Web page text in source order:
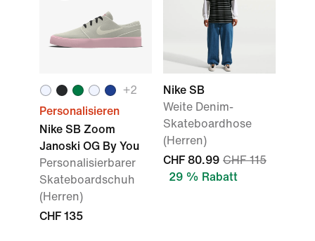
+2
Personalisieren
Nike SB Zoom
Janoski OG By You
Personalisierbarer
Skateboardschuh
(Herren)
CHF 135
Nike SB
Weite Denim-
Skateboardhose
(Herren)
CHF 80.99 CHF 115
29 % Rabatt